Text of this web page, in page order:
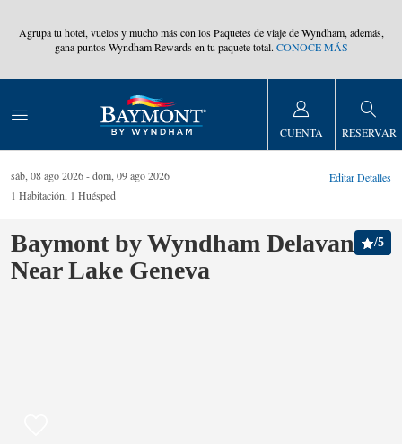
Agrupa tu hotel, vuelos y mucho más con los Paquetes de viaje de Wyndham, además,
gana puntos Wyndham Rewards en tu paquete total. CONOCE MÁS
CUENTA RESERVAR
sáb, 08 ago 2026
dom, 09 ago 2026
1 Habitación 1 Huésped
Editar Detalles
Baymont by Wyndham Delavan
Near Lake Geneva
/5